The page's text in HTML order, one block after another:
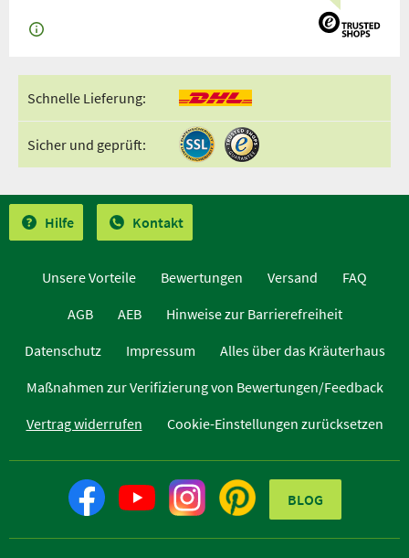
Schnelle Lieferung:
Sicher und geprüft:
Hilfe Kontakt
Unsere Vorteile Bewertungen Versand
FAQ
AGB
AEB
Hinweise zur Barrierefreiheit
Datenschutz
Impressum
Alles über das Kräuterhaus
Maßnahmen zur Verifizierung von Bewertungen/Feedback
Vertrag widerrufen
Cookie-Einstellungen zurücksetzen
BLOG